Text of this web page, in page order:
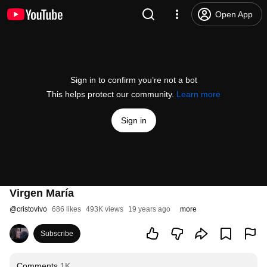
Open App
Sign in to confirm you’re not a bot
This helps protect our community. Learn more
Sign in
Virgen María
@cristovivo 686 likes 493K views 19 years ago more
Subscribe